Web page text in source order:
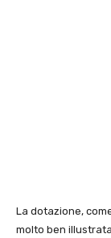
La dotazione,
molto ben